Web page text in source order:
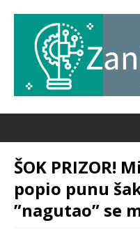
ŠOK PRIZOR!
popio punu
”nagutao” se